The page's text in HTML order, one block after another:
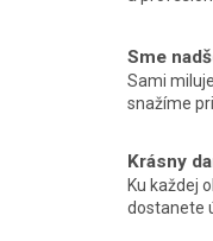
Sme
Sami
snažíme
Krásny
Ku každej
dostanete